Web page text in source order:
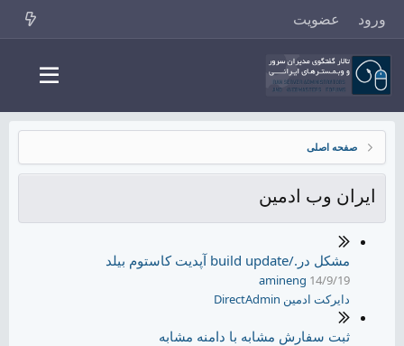
ورود عضویت
صفحه اصلی
ایران وب ادمین
مشکل در./build update آپدیت کاستوم بیلد
14/9/19
amineng
دایرکت ادمین DirectAdmin
ثبت سفارش مشابه با دامنه مشابه